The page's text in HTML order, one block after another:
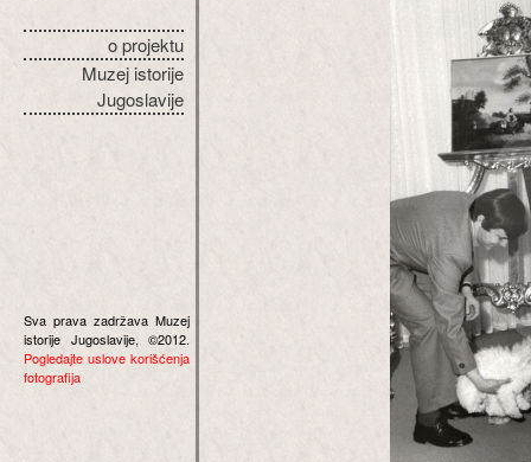
o projektu
Muzej istorije
Jugoslavije
Sva prava zadržava Muzej
istorije Jugoslavije, ©2012.
Pogledajte uslove korišćenja
fotografija